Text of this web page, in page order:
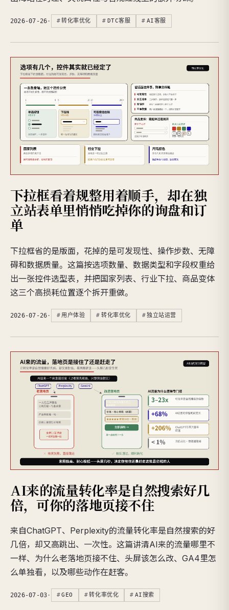
2026-07-26 · 转化率优化 DTC客服 AI客服
下拉框看着规整用着顺手，却在独
立站表单里悄悄吃掉你的询盘和订
单
下拉框省的是版面，花掉的是可发现性、操作步数、无障
碍和数据质量。这篇按选项数量、数据类型和字段权重给
出一张控件选型表，并把国家列表、行业下拉、商品变体
这三个高损耗位置逐个拆开重做。
2026-07-26 · 用户体验 转化率优化 独立站运营
AI来的流量转化率是自然搜索好几
倍，可你的落地页接不住
来自ChatGPT、Perplexity的流量转化率是自然搜索的好
几倍，却又高跳出、一次性。这篇讲清AI来的流量哪里不
一样、为什么老落地页接不住、头屏该怎么改、GA4里怎
么单独看，以及哪些动作在赶客。
2026-07-03 · GEO 转化率优化 AI搜索